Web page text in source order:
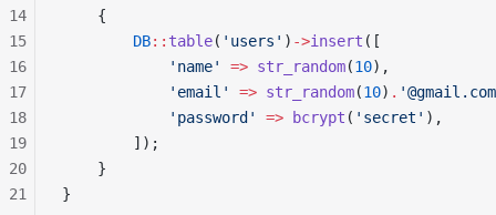
    {
        DB
:: table( 'users' ) ->insert ([
            'name'
=> str_random(10),
            'email'
=> str_random(10) .
            'password'
=> bcrypt ( 'secret' ),
        ]);
    }
}
14
15
16
17
18
19
20
21